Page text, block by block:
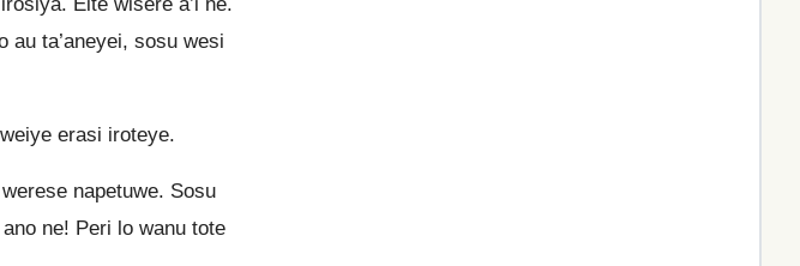
au ta’aneyei, sosu wesi
erasi iroteye.
napetuwe. Sosu
ano ne! Peri lo wanu tote